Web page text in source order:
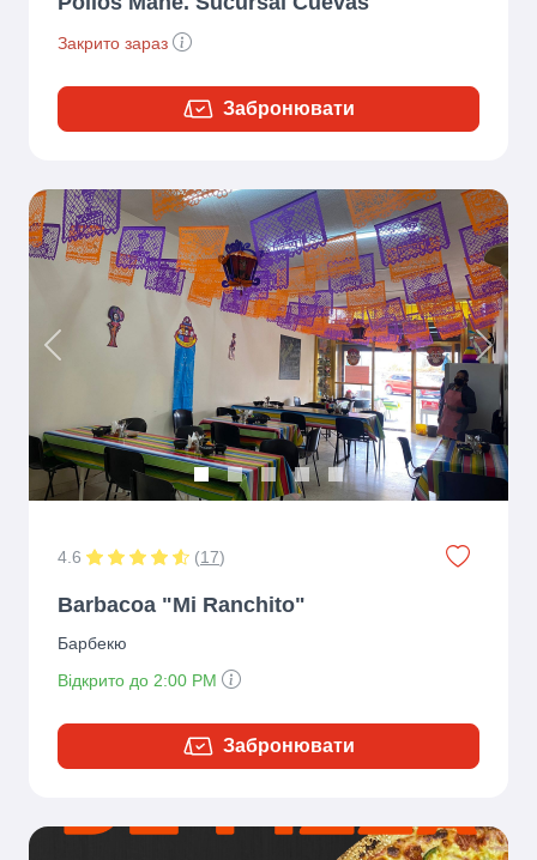
Закрито зараз
Забронювати
Previous Next
4.6 (17)
Barbacoa "Mi Ranchito"
Барбекю
Відкрито до 2:00 PM
Забронювати